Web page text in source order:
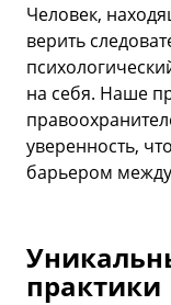
Человек,
верить
на себя. Наше
уверенность,
барьером
практики